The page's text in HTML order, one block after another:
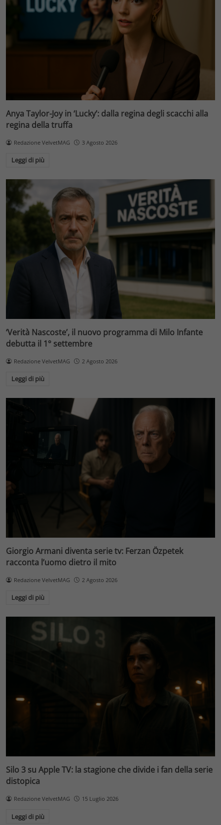
Anya Taylor-Joy in ‘Lucky’: dalla regina degli scacchi alla
regina della truffa
Redazione VelvetMAG 3 Agosto 2026
Leggi di più
‘Verità Nascoste’, il nuovo programma di Milo Infante
debutta il 1° settembre
Redazione VelvetMAG 2 Agosto 2026
Leggi di più
Giorgio Armani diventa serie tv: Ferzan Özpetek
racconta l’uomo dietro il mito
Redazione VelvetMAG 2 Agosto 2026
Leggi di più
Silo 3 su Apple TV: la stagione che divide i fan della serie
distopica
Redazione VelvetMAG 15 Luglio 2026
Leggi di più